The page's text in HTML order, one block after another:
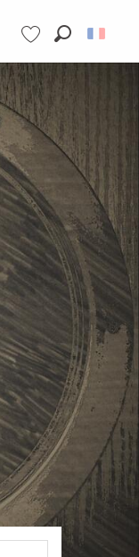
Voir les favoris